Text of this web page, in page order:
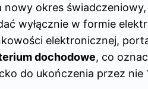
nowy okres
wyłącznie w formie
elektronicznej,
dochodowe, co
do ukończenia przez nie